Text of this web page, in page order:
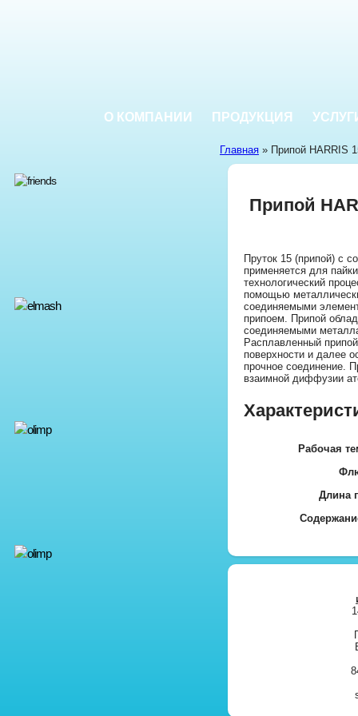
О КОМПАНИИ ПРОДУКЦИЯ
Главная » Припой HARRIS
Припой
Пруток 15 (припой) с
применяется для
технологический
помощью
соединяемыми
припоем. Припой
соединяемыми
Расплавленный
поверхности и далее
прочное соединение.
взаимной диффузии
Рабочая
Длина